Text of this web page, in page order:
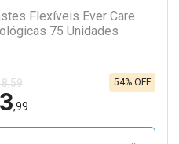
Ativar Desconto
Flexíveis Ever Care
75 Unidades
3,99
54% OFF